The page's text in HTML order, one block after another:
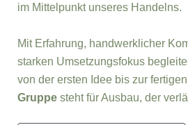
im Mittelpunkt unseres Handelns.
Mit Erfahrung, handwerklicher
starken Umsetzungsfokus
von der ersten Idee bis zur
Gruppe steht für Ausbau, der